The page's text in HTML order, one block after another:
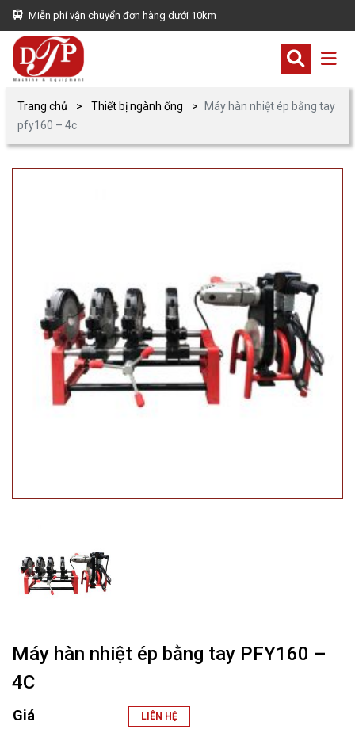
Miễn phí vận chuyển đơn hàng dưới 10km
Trang chủ Thiết bị ngành ống
Máy hàn nhiệt ép bằng tay
pfy160 – 4c
Máy hàn nhiệt ép bằng tay PFY160 –
4C
Giá LIÊN HỆ